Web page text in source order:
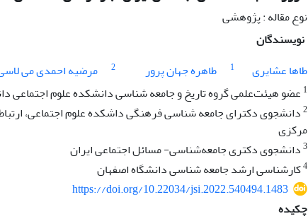
نوع مقاله : پژوهشی
نویسندگان
طاها عشایری
1 طاهره جهان پرور 2 مرضیه احمدی می
1 عضو هیئت‌علمی گروه تاریخ و جامعه شناسی دانشکده علوم اجتماعی
2دانشجوی دکترای جامعه شناسی فرهنگی داشکده علوم اجتماعی،
مرکزی
3دانشجوی دکتری جامعه‌شناسی- مسائل اجتماعی ایران
4کارشناسی ارشد جامعه شناسی دانشگاه اصفهان
https://doi.org/10.22034/jsi.2022.540494.1483
چکیده